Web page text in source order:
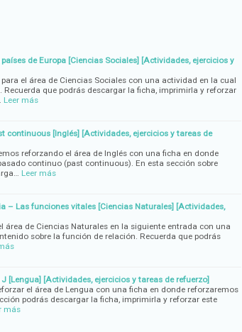
de Europa [Ciencias Sociales] [Actividades, ejercicios y
el área de Ciencias Sociales con una actividad en la cual
Recuerda que podrás descargar la ficha, imprimirla y reforzar
Leer más
continuous [Inglés] [Actividades, ejercicios y tareas de
reforzando el área de Inglés con una ficha en donde
continuo (past continuous). En esta sección sobre
Leer más
– Las funciones vitales [Ciencias Naturales] [Actividades,
de Ciencias Naturales en la siguiente entrada con una
sobre la función de relación. Recuerda que podrás
[Lengua] [Actividades, ejercicios y tareas de refuerzo]
el área de Lengua con una ficha en donde reforzaremos
podrás descargar la ficha, imprimirla y reforzar este
más